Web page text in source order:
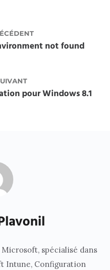
not found
pour Windows 8.1
spécialisé dans
Intune, Configuration